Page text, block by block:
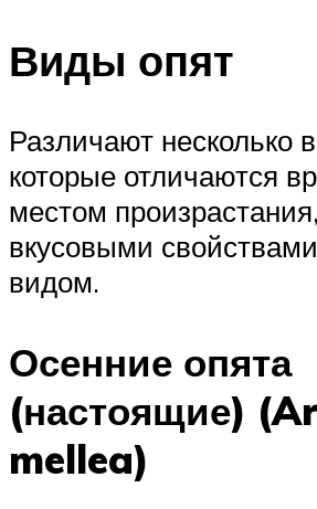
Виды опят
Различают несколько
которые отличаются
местом
вкусовыми
видом.
Осенние опята
(настоящие)
mellea)